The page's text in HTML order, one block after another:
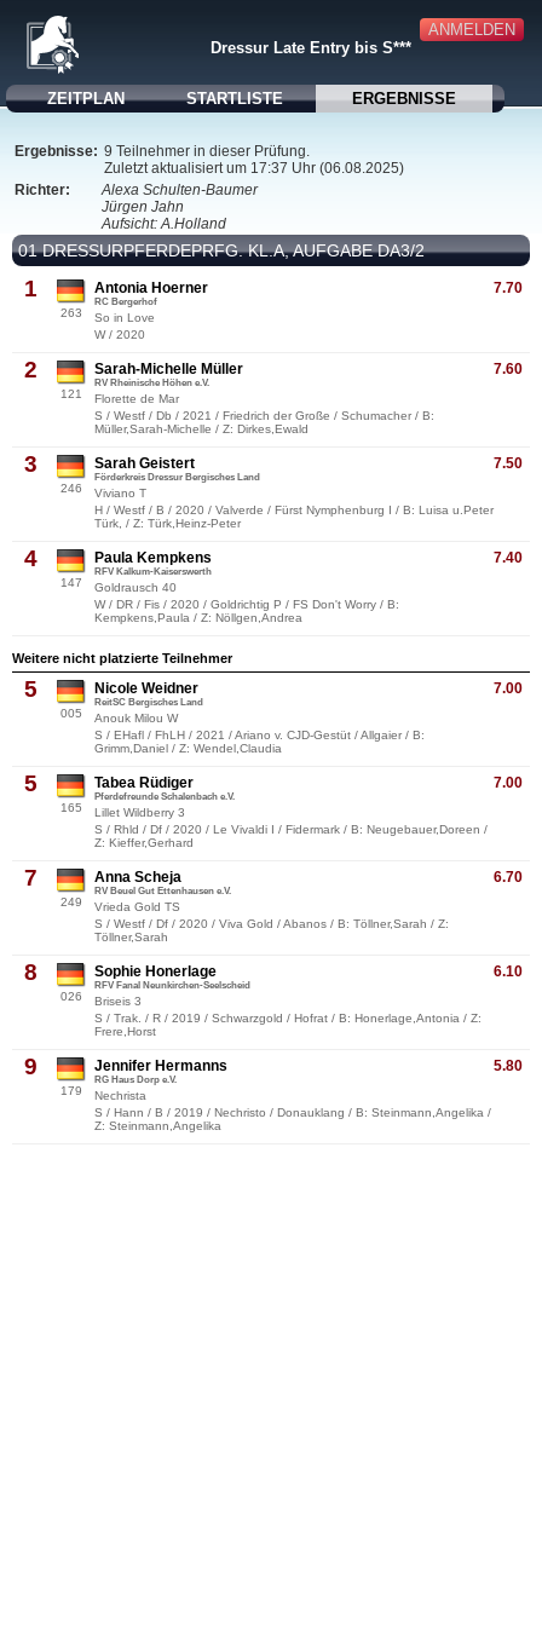
ANMELDEN
Dressur Late Entry bis S***
ZEITPLAN STARTLISTE ERGEBNISSE
Ergebnisse: 9 Teilnehmer in dieser Prüfung.
Zuletzt aktualisiert um 17:37 Uhr (06.08.2025)
Richter:
Alexa Schulten-Baumer
Jürgen Jahn
Aufsicht: A.Holland
01 DRESSURPFERDEPRFG. KL.A, AUFGABE DA3/2
1
263
7.70
Antonia Hoerner
RC Bergerhof
So in Love
W / 2020
2
121
7.60
Sarah-Michelle Müller
RV Rheinische Höhen e.V.
Florette de Mar
S / Westf / Db / 2021 / Friedrich der Große / Schumacher / B:
Müller,Sarah-Michelle / Z: Dirkes,Ewald
3
246
7.50
Sarah Geistert
Förderkreis Dressur Bergisches Land
Viviano T
H / Westf / B / 2020 / Valverde / Fürst Nymphenburg I / B: Luisa u.Peter
Türk, / Z: Türk,Heinz-Peter
4
147
7.40
Paula Kempkens
RFV Kalkum-Kaiserswerth
Goldrausch 40
W / DR / Fis / 2020 / Goldrichtig P / FS Don't Worry / B:
Kempkens,Paula / Z: Nöllgen,Andrea
Weitere nicht platzierte Teilnehmer
5
005
7.00
Nicole Weidner
ReitSC Bergisches Land
Anouk Milou W
S / EHafl / FhLH / 2021 / Ariano v. CJD-Gestüt / Allgaier / B:
Grimm,Daniel / Z: Wendel,Claudia
5
165
7.00
Tabea Rüdiger
Pferdefreunde Schalenbach e.V.
Lillet Wildberry 3
S / Rhld / Df / 2020 / Le Vivaldi I / Fidermark / B: Neugebauer,Doreen /
Z: Kieffer,Gerhard
7
249
6.70
Anna Scheja
RV Beuel Gut Ettenhausen e.V.
Vrieda Gold TS
S / Westf / Df / 2020 / Viva Gold / Abanos / B: Töllner,Sarah / Z:
Töllner,Sarah
8
026
6.10
Sophie Honerlage
RFV Fanal Neunkirchen-Seelscheid
Briseis 3
S / Trak. / R / 2019 / Schwarzgold / Hofrat / B: Honerlage,Antonia / Z:
Frere,Horst
9
179
5.80
Jennifer Hermanns
RG Haus Dorp e.V.
Nechrista
S / Hann / B / 2019 / Nechristo / Donauklang / B: Steinmann,Angelika /
Z: Steinmann,Angelika